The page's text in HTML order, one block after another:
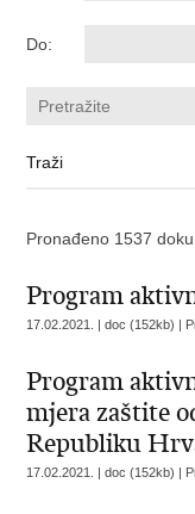
Do:
Pronađeno 1537
Program
17.02.2021. | doc (152kb) |
Program
mjera zaštite
Republiku
17.02.2021. | doc (152kb) |